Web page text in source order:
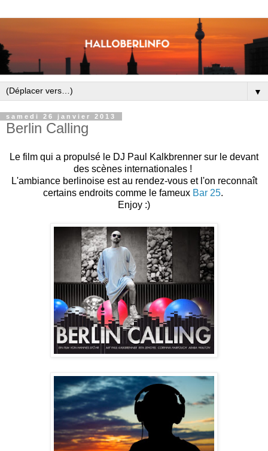
▼
samedi 26 janvier 2013
Berlin Calling
Le film qui a propulsé le DJ Paul Kalkbrenner sur le devant
des scènes internationales !
L'ambiance berlinoise est au rendez-vous et l'on reconnaît
certains endroits comme le fameux Bar 25.
Enjoy :)